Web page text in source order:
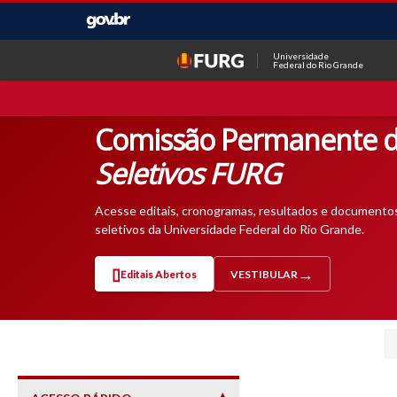
Universidade
Federal do Rio Grande
Comissão Permanente
Seletivos FURG
Acesse editais, cronogramas, resultados e
seletivos da Universidade Federal do Rio Grande.
Editais Abertos VESTIBULAR
— ABRE EM NOVA ABA